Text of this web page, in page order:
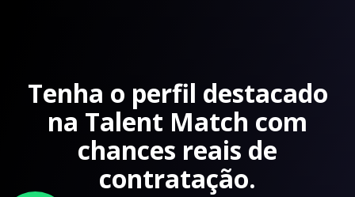
Tenha o perfil destacado
na Talent Match com
chances reais de
contratação.